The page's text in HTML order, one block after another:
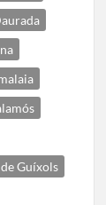
Guíxols